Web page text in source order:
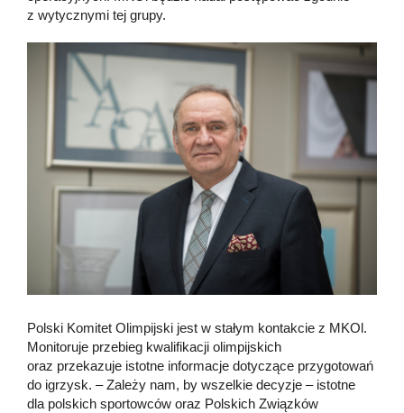
z wytycznymi tej grupy.
Polski Komitet Olimpijski jest w stałym kontakcie z MKOl.
Monitoruje przebieg kwalifikacji olimpijskich
oraz przekazuje istotne informacje dotyczące przygotowań
do igrzysk. – Zależy nam, by wszelkie decyzje – istotne
dla polskich sportowców oraz Polskich Związków